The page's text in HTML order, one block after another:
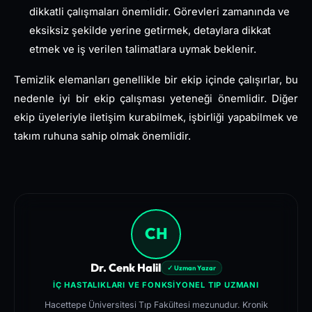
dikkatli çalışmaları önemlidir. Görevleri zamanında ve
eksiksiz şekilde yerine getirmek, detaylara dikkat
etmek ve iş verilen talimatlara uymak beklenir.
Temizlik elemanları genellikle bir ekip içinde çalışırlar, bu
nedenle iyi bir ekip çalışması yeteneği önemlidir. Diğer
ekip üyeleriyle iletişim kurabilmek, işbirliği yapabilmek ve
takım ruhuna sahip olmak önemlidir.
CH
Dr. Cenk Halil ✓ Uzman Yazar
İÇ HASTALIKLARI VE FONKSIYONEL TIP UZMANI
Hacettepe Üniversitesi Tıp Fakültesi mezunudur. Kronik